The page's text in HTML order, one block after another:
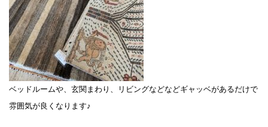
ベッドルームや、玄関まわり、リビングなどなどギャッベがあるだけで
雰囲気が良くなります♪